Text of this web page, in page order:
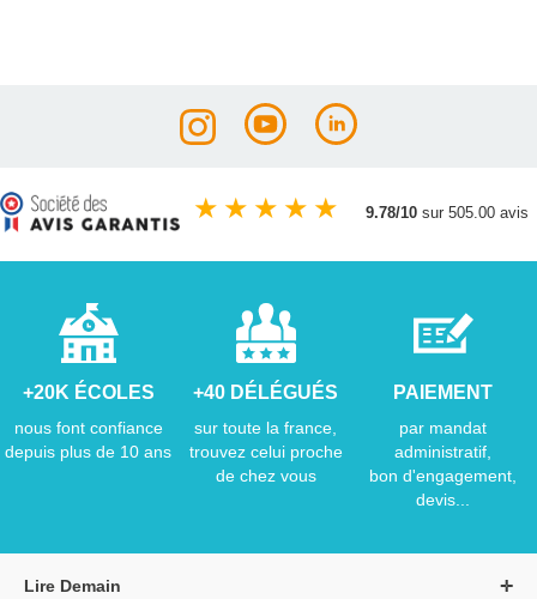
★ ★ ★ ★ ★ 9.78/10 sur 505.00 avis
+20K ÉCOLES
nous font confiance
depuis plus de 10 ans
+40 DÉLÉGUÉS
sur toute la france,
trouvez celui proche
de chez vous
PAIEMENT
par mandat
administratif,
bon d'engagement,
devis...
Lire Demain